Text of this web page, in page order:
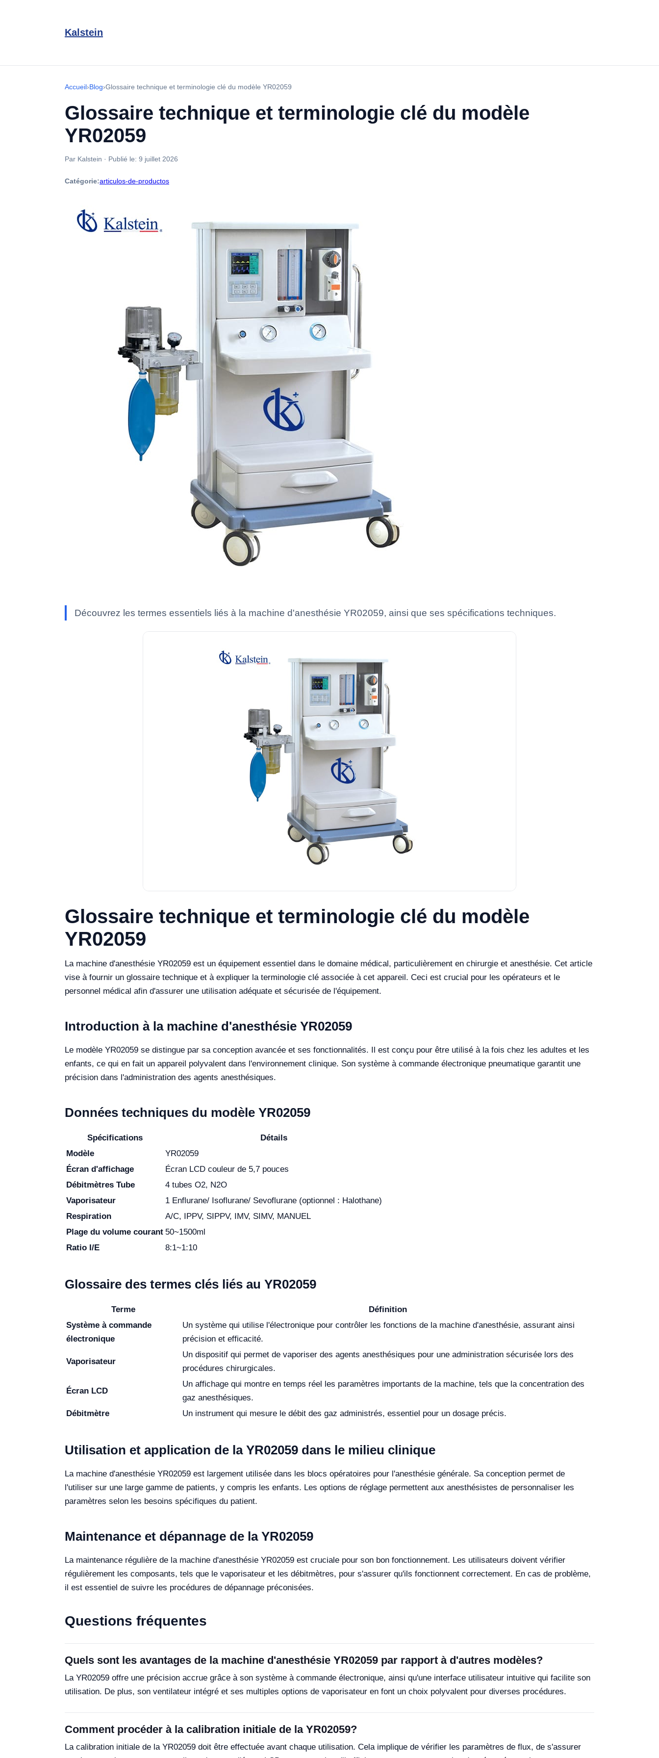
Kalstein
Accueil›Blog›Glossaire technique et terminologie clé du modèle YR02059
Glossaire technique et terminologie clé du modèle
YR02059
Par Kalstein · Publié le: 9 juillet 2026
Catégorie:articulos-de-productos
Découvrez les termes essentiels liés à la machine d'anesthésie YR02059, ainsi que ses spécifications techniques.
Glossaire technique et terminologie clé du modèle
YR02059
La machine d'anesthésie YR02059 est un équipement essentiel dans le domaine médical, particulièrement en chirurgie et anesthésie. Cet article
vise à fournir un glossaire technique et à expliquer la terminologie clé associée à cet appareil. Ceci est crucial pour les opérateurs et le
personnel médical afin d'assurer une utilisation adéquate et sécurisée de l'équipement.
Introduction à la machine d'anesthésie YR02059
Le modèle YR02059 se distingue par sa conception avancée et ses fonctionnalités. Il est conçu pour être utilisé à la fois chez les adultes et les
enfants, ce qui en fait un appareil polyvalent dans l'environnement clinique. Son système à commande électronique pneumatique garantit une
précision dans l'administration des agents anesthésiques.
Données techniques du modèle YR02059
Spécifications
Détails
Modèle
YR02059
Écran d'affichage
Écran LCD couleur de 5,7 pouces
Débitmètres Tube
4 tubes O2, N2O
Vaporisateur
1 Enflurane/ Isoflurane/ Sevoflurane (optionnel : Halothane)
Respiration
A/C, IPPV, SIPPV, IMV, SIMV, MANUEL
Plage du volume courant 50~1500ml
Ratio I/E
8:1~1:10
Glossaire des termes clés liés au YR02059
Terme
Définition
Système à commande
électronique
Un système qui utilise l'électronique pour contrôler les fonctions de la machine d'anesthésie, assurant ainsi
précision et efficacité.
Vaporisateur
Un dispositif qui permet de vaporiser des agents anesthésiques pour une administration sécurisée lors des
procédures chirurgicales.
Écran LCD
Un affichage qui montre en temps réel les paramètres importants de la machine, tels que la concentration des
gaz anesthésiques.
Débitmètre
Un instrument qui mesure le débit des gaz administrés, essentiel pour un dosage précis.
Utilisation et application de la YR02059 dans le milieu clinique
La machine d'anesthésie YR02059 est largement utilisée dans les blocs opératoires pour l'anesthésie générale. Sa conception permet de
l'utiliser sur une large gamme de patients, y compris les enfants. Les options de réglage permettent aux anesthésistes de personnaliser les
paramètres selon les besoins spécifiques du patient.
Maintenance et dépannage de la YR02059
La maintenance régulière de la machine d'anesthésie YR02059 est cruciale pour son bon fonctionnement. Les utilisateurs doivent vérifier
régulièrement les composants, tels que le vaporisateur et les débitmètres, pour s'assurer qu'ils fonctionnent correctement. En cas de problème,
il est essentiel de suivre les procédures de dépannage préconisées.
Questions fréquentes
Quels sont les avantages de la machine d'anesthésie YR02059 par rapport à d'autres modèles?
La YR02059 offre une précision accrue grâce à son système à commande électronique, ainsi qu'une interface utilisateur intuitive qui facilite son
utilisation. De plus, son ventilateur intégré et ses multiples options de vaporisateur en font un choix polyvalent pour diverses procédures.
Comment procéder à la calibration initiale de la YR02059?
La calibration initiale de la YR02059 doit être effectuée avant chaque utilisation. Cela implique de vérifier les paramètres de flux, de s'assurer